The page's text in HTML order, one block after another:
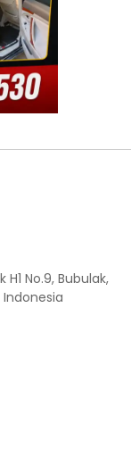
No.9, Bubulak,
Indonesia